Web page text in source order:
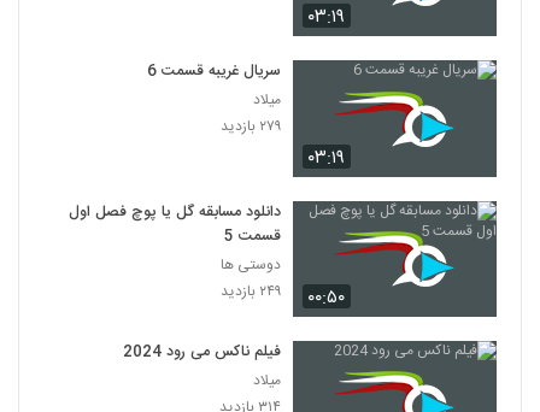
۰۳:۱۹
۰۳:۱۹
سریال غریبه قسمت 6
میلاد
۲۷۹ بازدید
۰۰:۵۰
دانلود مسابقه گل یا پوچ فصل اول
قسمت 5
دوستی ها
۲۴۹ بازدید
فیلم ناکس می رود 2024
میلاد
۳۱۴ بازدید